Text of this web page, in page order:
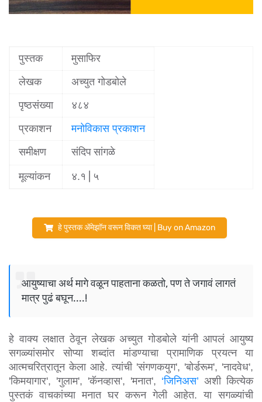
पुस्तक मुसाफिर
लेखक अच्युत गोडबोले
पृष्ठसंख्या ४८४
प्रकाशन मनोविकास प्रकाशन
समीक्षण संदिप सांगळे
मूल्यांकन ४.१ | ५
हे पुस्तक ॲमेझॉन वरून विकत घ्या | Buy on Amazon
आयुष्याचा अर्थ मागे वळून पाहताना कळतो, पण ते जगावं लागतं
मात्र पुढं बघून....!
हे वाक्य लक्षात ठेवून लेखक अच्युत गोडबोले यांनी आपलं आयुष्य
सगळ्यांसमोर सोप्या शब्दांत मांडण्याचा प्रामाणिक प्रयत्न या
आत्मचरित्रातून केला आहे. त्यांची 'संगणकयुग', 'बोर्डरूम', 'नादवेध',
'किमयागार', 'गुलाम', 'कॅनव्हास', 'मनात', ‘जिनिअस’ अशी कित्येक
पुस्तकं वाचकांच्या मनात घर करून गेली आहेत. या सगळ्यांची